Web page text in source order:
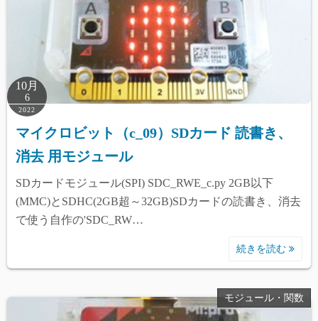
10月
6
2022
マイクロビット（c_09）SDカード 読書き、
消去 用モジュール
SDカードモジュール(SPI) SDC_RWE_c.py 2GB以下
(MMC)とSDHC(2GB超～32GB)SDカードの読書き、消去
で使う自作の'SDC_RW…
続きを読む
モジュール・関数